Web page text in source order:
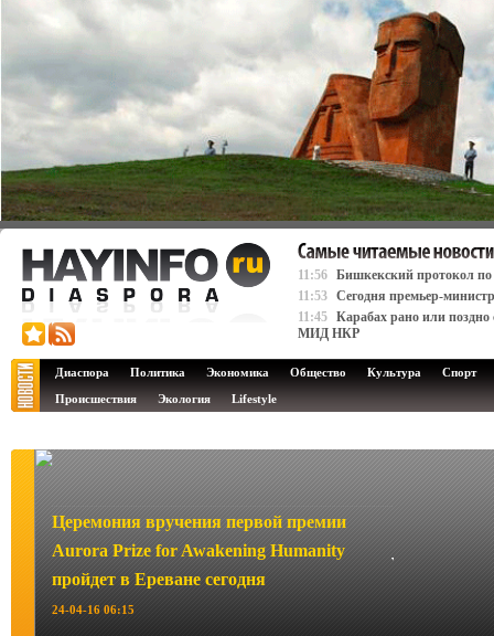
11:56 Бишкекский протокол по
11:53 Сегодня премьер-
11:45 Карабах рано или поздно
МИД НКР
Диаспора Политика Экономика Общество Культура
Спорт
Происшествия
Экология Lifestyle
Церемония вручения первой премии
Aurora Prize for Awakening Humanity
пройдет в Ереване сегодня
24-04-16 06:15